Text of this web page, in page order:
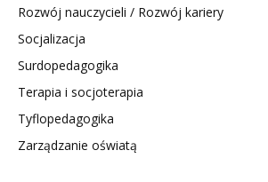
Rozwój nauczycieli / Rozwój kariery
Socjalizacja
Surdopedagogika
Terapia i socjoterapia
Tyflopedagogika
Zarządzanie oświatą